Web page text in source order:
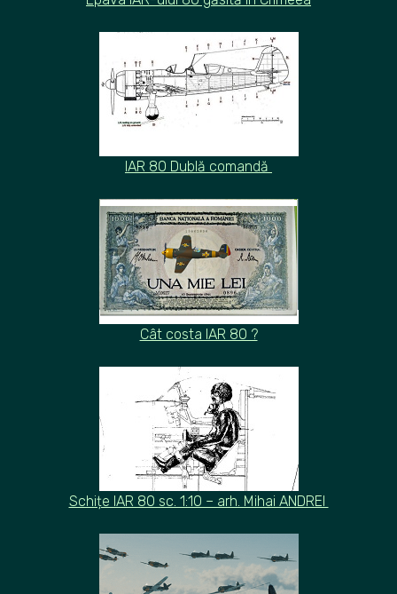
IAR 80 Dublă comandă
Cât costa IAR 80 ?
Schițe IAR 80 sc. 1:10 – arh. Mihai ANDREI